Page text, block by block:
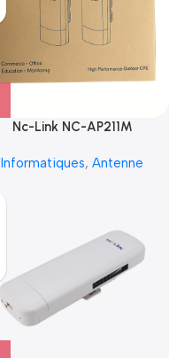
Nc-Link NC-AP211M
Informatiques, Antenne